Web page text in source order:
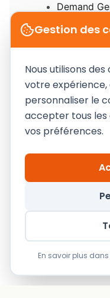
Demand
forecasting
← Retour au blog
Gestion des
Nous utilisons
votre
personnaliser le
accepter tous les
vos préférences.
En savoir plus